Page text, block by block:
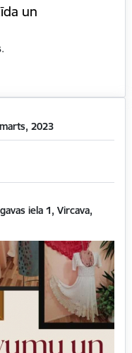
un
2023
iela 1, Vircava,